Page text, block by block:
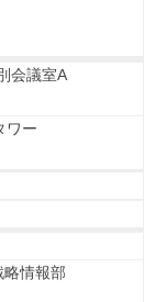
会議室A
ワー
情報部